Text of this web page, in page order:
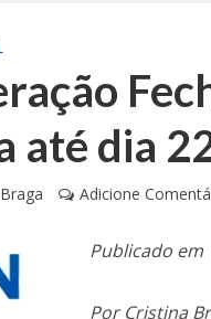
até dia
Adicione
Publicado em
Por Cristina